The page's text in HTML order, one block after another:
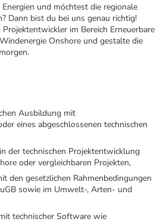
und möchtest die regionale
Dann bist du bei uns genau richtig!
im Bereich Erneuerbare
Onshore und gestalte die
Ausbildung mit
eines abgeschlossenen technischen
der technischen Projektentwicklung
oder vergleichbaren Projekten,
den gesetzlichen Rahmenbedingungen
sowie im Umwelt-, Arten- und
technischer Software wie
Karte anzeigen